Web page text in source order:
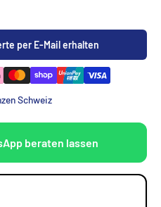
per E-Mail erhalten
Schweiz
beraten lassen